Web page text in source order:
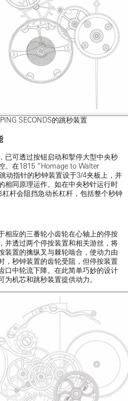
SECONDS的跳秒装置
已可透过按钮启动和掣停大型中央秒
。在1815 “Homage to Walter
动指针的秒钟装置设于3/4夹板上，并
相同原理运作。如在中央秒针运行时
杆会阻挡急动长杠杆，包括整个秒钟
相应的三番轮小齿轮在心轴上的停按
并透过两个停按装置和相关游丝，将
装置的擒纵叉与棘轮啮合，使动力由
，秒钟装置的齿轮受阻，但停按装置
口中轮流下降。在此简单巧妙的设计
机芯和跳秒装置提供动力。